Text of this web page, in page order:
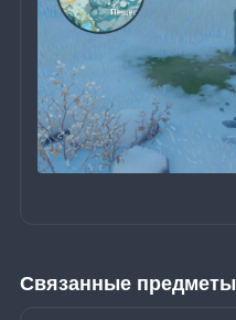
Связанные предметы